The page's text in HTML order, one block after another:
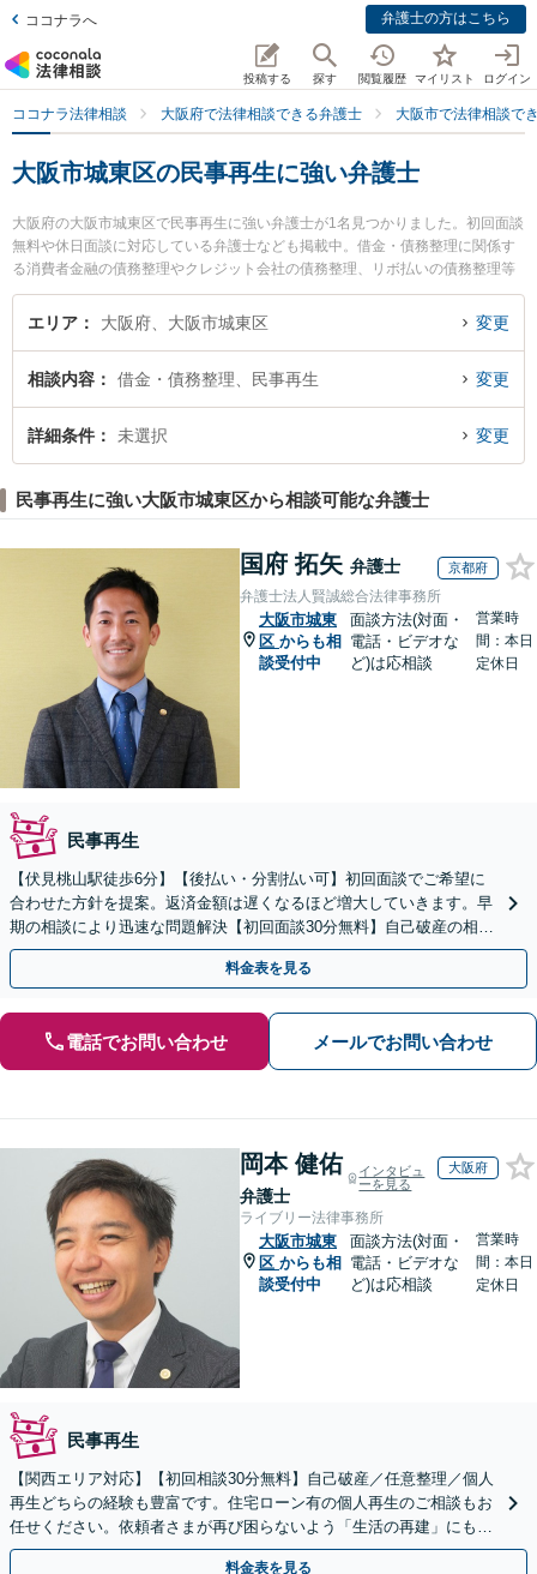
ココナラへ 弁護士の方はこちら
投稿する 探す 閲覧履歴 マイリスト ログイン
ココナラ法律相談 大阪府で法律相談できる弁護士 大阪市で法律相談で
大阪市城東区の民事再生に強い弁護士
大阪府の大阪市城東区で民事再生に強い弁護士が1名見つかりました。初回面談
無料や休日面談に対応している弁護士なども掲載中。借金・債務整理に関係す
る消費者金融の債務整理やクレジット会社の債務整理、リボ払いの債務整理等
の細かな分野での絞り込み検索もでき便利です。特に弁護士法人ももとせ 今福
法律事務所の辻 和弥弁護士のプロフィール情報や弁護士費用、強みなどが注目
弁護士を検索したい』『初回相談無料で民事再生を法律相談できる大阪市城東
区内の弁護士に相談予約したい』などでお困りの相談者さんにおすすめです。
エリア 大阪府、大阪市城東区 変更
相談内容 借金・債務整理、民事再生 変更
詳細条件 未選択 変更
民事再生に強い大阪市城東区から相談可能な弁護士
国府 拓矢 弁護士 京都府
弁護士法人賢誠総合法律事務所
大阪市城東
区 からも相
談受付中
面談方法(対面・
電話・ビデオな
ど)は応相談
営業時
間：本日
定休日
民事再生
【伏見桃山駅徒歩6分】【後払い・分割払い可】初回面談でご希望に
合わせた方針を提案。返済金額は遅くなるほど増大していきます。早
期の相談により迅速な問題解決【初回面談30分無料】自己破産の相談
や、自宅や愛車を残したい方もお任せください。
料金表を見る
電話でお問い合わせ メールでお問い合わせ
岡本 健佑
弁護士
インタビュ
ーを見る
大阪府
ライブリー法律事務所
大阪市城東
区 からも相
談受付中
面談方法(対面・
電話・ビデオな
ど)は応相談
営業時
間：本日
定休日
民事再生
【関西エリア対応】【初回相談30分無料】自己破産／任意整理／個人
再生どちらの経験も豊富です。住宅ローン有の個人再生のご相談もお
任せください。依頼者さまが再び困らないよう「生活の再建」にも気
を配り、経済生活を立て直せるようサポートします
料金表を見る